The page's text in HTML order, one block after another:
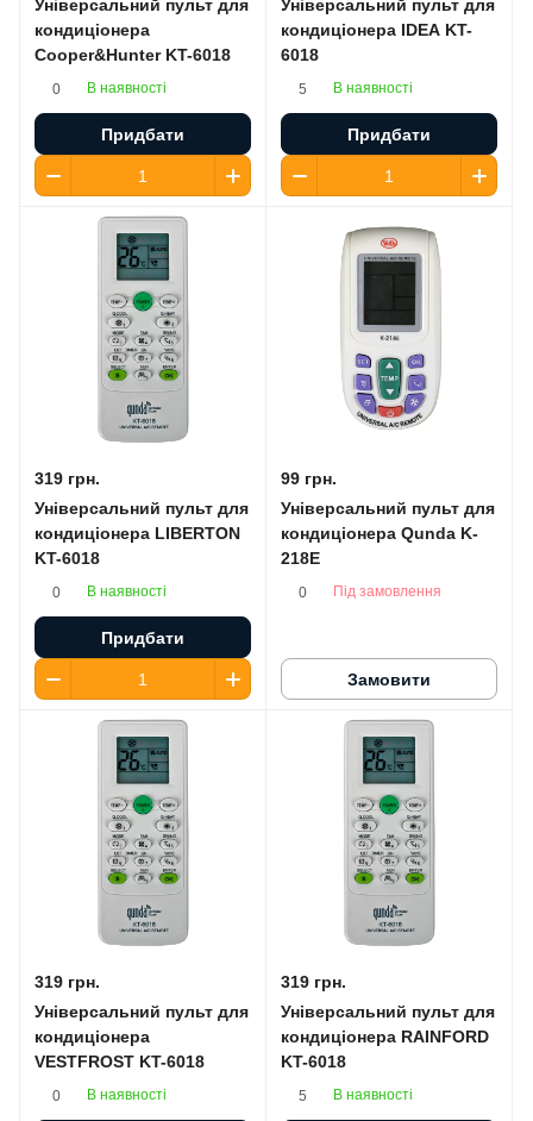
Універсальний пульт для
кондиціонера
Cooper&Hunter KT-6018
0 В наявності
Придбати
Універсальний пульт для
кондиціонера IDEA KT-
6018
5 В наявності
Придбати
319 грн.
Універсальний пульт для
кондиціонера LIBERTON
KT-6018
0 В наявності
Придбати
99 грн.
Універсальний пульт для
кондиціонера Qunda K-
218E
0 Під замовлення
Замовити
319 грн.
Універсальний пульт для
кондиціонера
VESTFROST KT-6018
0 В наявності
319 грн.
Універсальний пульт для
кондиціонера RAINFORD
KT-6018
5 В наявності